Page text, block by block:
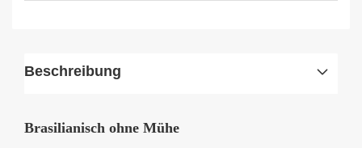
Beschreibung
Brasilianisch ohne Mühe